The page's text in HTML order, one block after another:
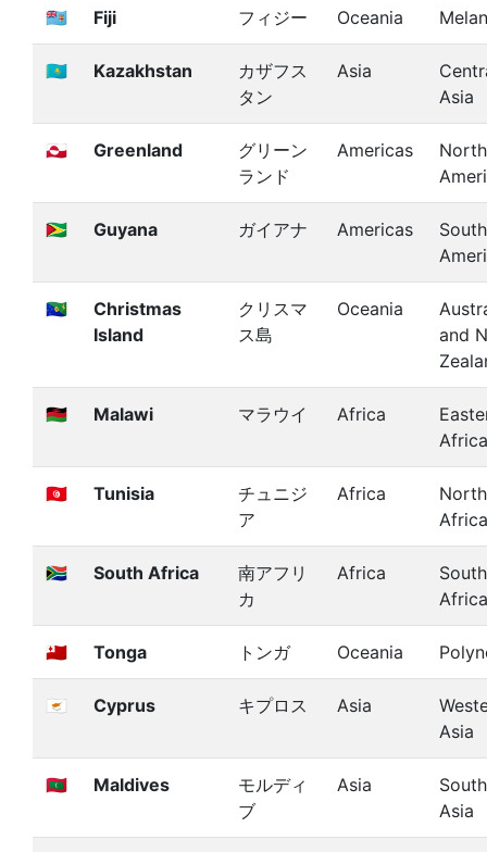
🇫🇯 Fiji フィジー Oceania
🇰🇿 Kazakhstan
カザフス
タン
Asia
Asia
🇬🇱 Greenland
グリーン
ランド
Americas
🇬🇾 Guyana ガイアナ Americas
South
🇨🇽
Christmas
Island
クリスマ
ス島
Oceania
and
🇲🇼 Malawi マラウイ Africa
Africa
🇹🇳 Tunisia
チュニジ
ア
Africa
Africa
🇿🇦 South Africa
南アフリ
カ
Africa
Africa
🇹🇴 Tonga トンガ Oceania
🇨🇾 Cyprus キプロス Asia
Asia
🇲🇻 Maldives
モルディ
ブ
Asia
Asia